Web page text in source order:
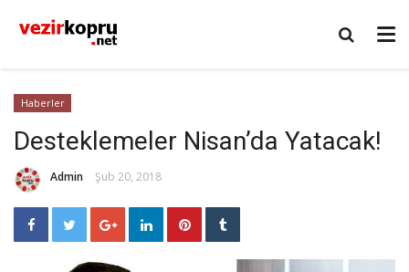
Haberler
Desteklemeler Nisan’da Yatacak!
Admin Şub 20, 2018